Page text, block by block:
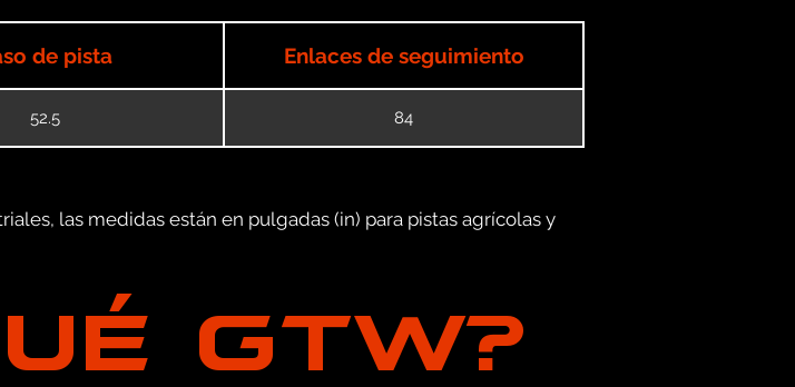
de pista Enlaces de seguimiento
52.5 84
las medidas están en pulgadas (in) para pistas agrícolas y
GTW?